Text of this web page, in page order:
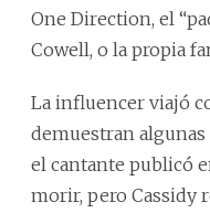
One Direction, el
Cowell, o la propia
La influencer viajó
demuestran
el cantante publicó
morir, pero Cassidy